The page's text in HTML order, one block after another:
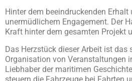
Hinter dem beeindruckenden
unermüdlichem Engagement. Der
Kraft hinter dem gesamten Projekt
Das Herzstück dieser Arbeit ist das
Organisation von Veranstaltungen
Liebhaber der maritimen